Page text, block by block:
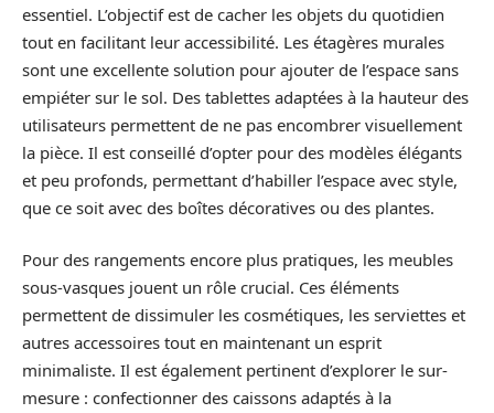
essentiel. L’objectif est de cacher les objets du quotidien
tout en facilitant leur accessibilité. Les étagères murales
sont une excellente solution pour ajouter de l’espace sans
empiéter sur le sol. Des tablettes adaptées à la hauteur des
utilisateurs permettent de ne pas encombrer visuellement
la pièce. Il est conseillé d’opter pour des modèles élégants
et peu profonds, permettant d’habiller l’espace avec style,
que ce soit avec des boîtes décoratives ou des plantes.
Pour des rangements encore plus pratiques, les meubles
sous-vasques jouent un rôle crucial. Ces éléments
permettent de dissimuler les cosmétiques, les serviettes et
autres accessoires tout en maintenant un esprit
minimaliste. Il est également pertinent d’explorer le sur-
mesure : confectionner des caissons adaptés à la